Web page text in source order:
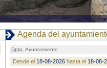
Agenda del
Dpto. Ayuntamiento
Desde el 18-08-2026 hasta el 18-08-